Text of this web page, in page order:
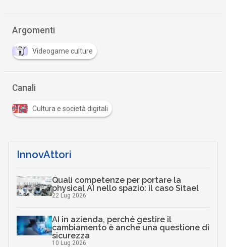
Argomenti
Videogame culture
Canali
Cultura e società digitali
InnovAttori
Quali competenze per portare la
physical AI nello spazio: il caso Sitael
22 Lug 2026
AI in azienda, perché gestire il
cambiamento è anche una questione di
sicurezza
10 Lug 2026